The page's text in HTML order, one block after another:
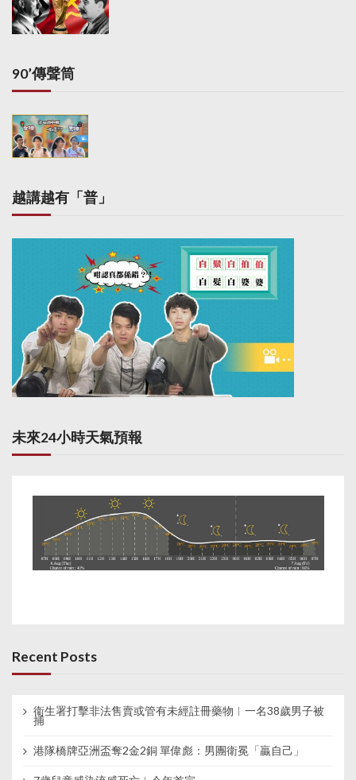
90’傳聲筒
越講越有「普」
未來24小時天氣預報
Recent Posts
衞生署打擊非法售賣或管有未經註冊藥物︱一名38歲男子被
捕
港隊橋牌亞洲盃奪2金2銅 單偉彪：男團衛冕「贏自己」